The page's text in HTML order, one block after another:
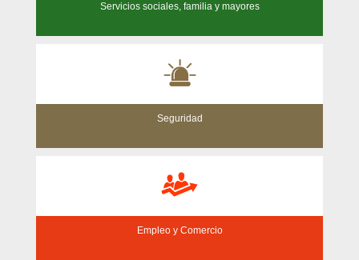
Servicios sociales, familia y mayores
Seguridad
Empleo y Comercio